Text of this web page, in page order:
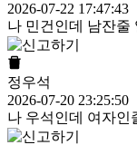
2026-07-22 17:47:43
나 민건인데 남잔줄
정우석
2026-07-20 23:25:50
나 우석인데 여자인